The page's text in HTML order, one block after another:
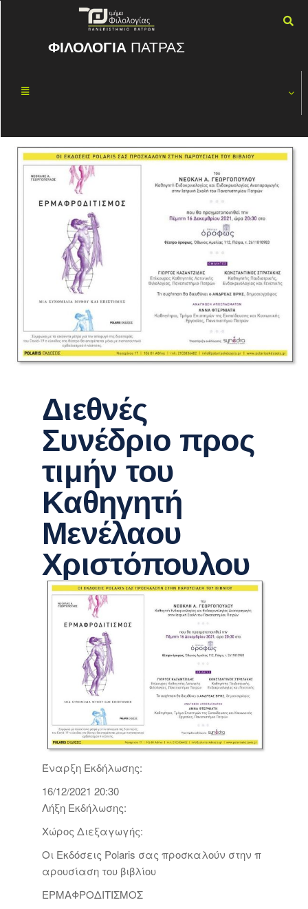
ΦΙΛΟΛΟΓΙΑ ΠΑΤΡΑΣ
14
Διεθνές
Συνέδριο προς
τιμήν του
Καθηγητή
Μενέλαου
Χριστόπουλου
Έναρξη Εκδήλωσης:
16/12/2021 20:30
Λήξη Εκδήλωσης:
Χώρος Διεξαγωγής:
Οι Εκδόσεις Polaris σας προσκαλούν στην π
αρουσίαση του βιβλίου
ΕΡΜΑΦΡΟΔΙΤΙΣΜΟΣ